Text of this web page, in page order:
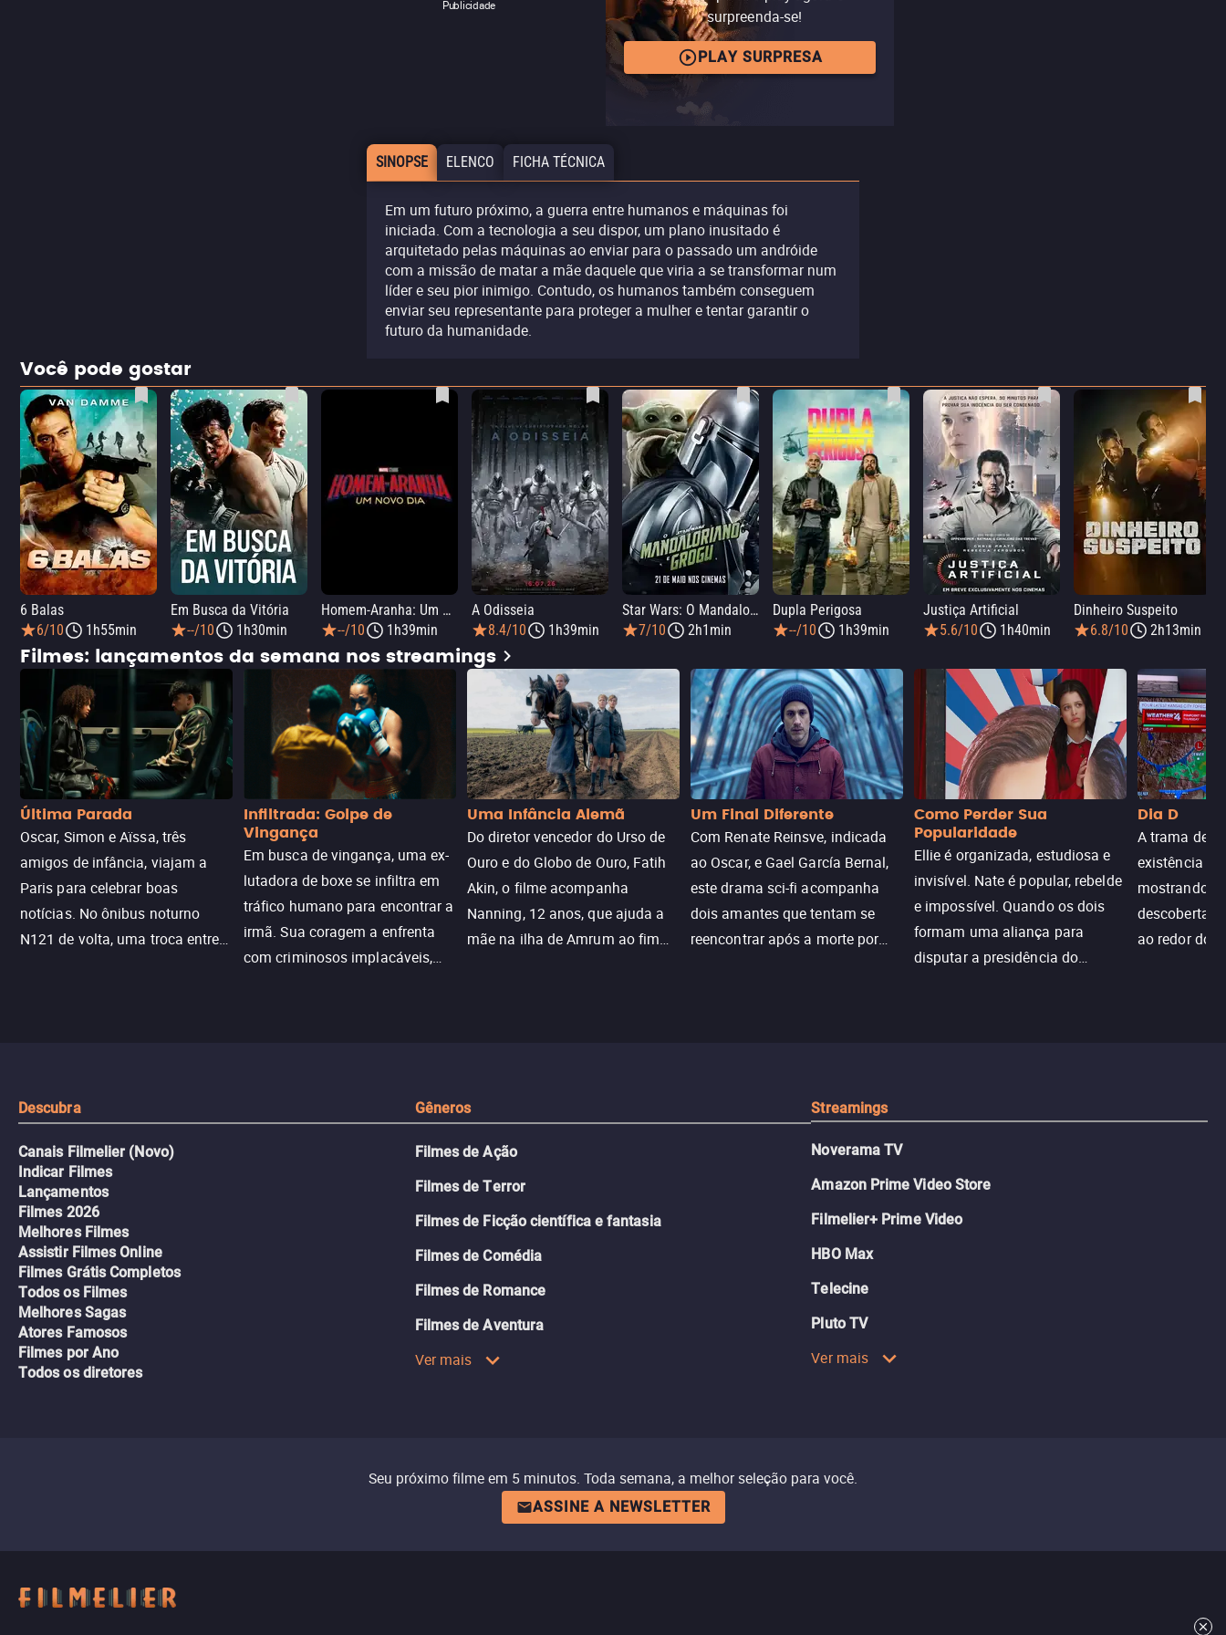
Publicidade
surpreenda-se!
PLAY SURPRESA
SINOPSE ELENCO FICHA TÉCNICA
Em um futuro próximo, a guerra entre humanos e máquinas foi
iniciada. Com a tecnologia a seu dispor, um plano inusitado é
arquitetado pelas máquinas ao enviar para o passado um andróide
com a missão de matar a mãe daquele que viria a se transformar num
líder e seu pior inimigo. Contudo, os humanos também conseguem
enviar seu representante para proteger a mulher e tentar garantir o
futuro da humanidade.
Você pode gostar
6 Balas
6/10
1h55min
Em Busca da Vitória
--/10
1h30min
Homem-Aranha: Um Novo Dia
--/10
1h39min
A Odisseia
8.4/10
1h39min
Star Wars: O Mandaloriano e Grogu
7/10
2h1min
Dupla Perigosa
--/10
1h39min
Justiça Artificial
5.6/10
1h40min
Dinheiro Suspeito
6.8/10
2h13min
Filmes: lançamentos da semana nos streamings
Última Parada
Oscar, Simon e Aïssa, três
amigos de infância, viajam a
Paris para celebrar boas
notícias. No ônibus noturno
N121 de volta, uma troca entre
Infiltrada: Golpe de
Vingança
Em busca de vingança, uma ex-
lutadora de boxe se infiltra em
tráfico humano para encontrar a
irmã. Sua coragem a enfrenta
com criminosos implacáveis,
Uma Infância Alemã
Do diretor vencedor do Urso de
Ouro e do Globo de Ouro, Fatih
Akin, o filme acompanha
Nanning, 12 anos, que ajuda a
mãe na ilha de Amrum ao fim
Um Final Diferente
Com Renate Reinsve, indicada
ao Oscar, e Gael García Bernal,
este drama sci-fi acompanha
dois amantes que tentam se
reencontrar após a morte por
Como Perder Sua
Popularidade
Ellie é organizada, estudiosa e
invisível. Nate é popular, rebelde
e impossível. Quando os dois
formam uma aliança para
disputar a presidência do
Dia D
A trama de
existência
mostrando
descoberta
ao redor do
Descubra
Canais Filmelier (Novo)
Indicar Filmes
Lançamentos
Filmes 2026
Melhores Filmes
Assistir Filmes Online
Filmes Grátis Completos
Todos os Filmes
Melhores Sagas
Atores Famosos
Filmes por Ano
Todos os diretores
Gêneros
Filmes de Ação
Filmes de Terror
Filmes de Ficção científica e fantasia
Filmes de Comédia
Filmes de Romance
Filmes de Aventura
Ver mais
Streamings
Noverama TV
Amazon Prime Video Store
Filmelier+ Prime Video
HBO Max
Telecine
Pluto TV
Ver mais
Seu próximo filme em 5 minutos. Toda semana, a melhor seleção para você.
ASSINE A NEWSLETTER